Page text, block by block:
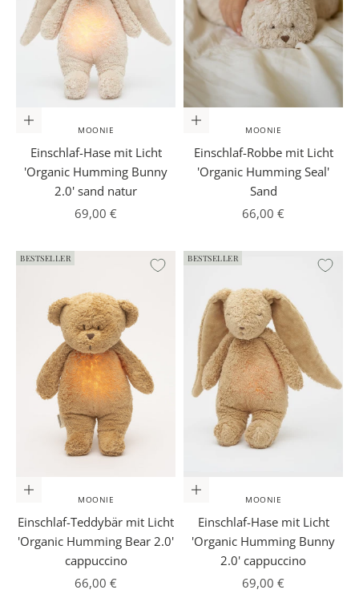
In den Warenkorb
MOONIE
Einschlaf-Hase mit Licht
'Organic Humming Bunny
2.0' sand natur
Angebot
69,00 €
In den Warenkorb
MOONIE
Einschlaf-Robbe mit Licht
'Organic Humming Seal'
Sand
Angebot
66,00 €
BESTSELLER
In den Warenkorb
MOONIE
Einschlaf-Teddybär mit Licht
'Organic Humming Bear 2.0'
cappuccino
Angebot
66,00 €
BESTSELLER
In den Warenkorb
MOONIE
Einschlaf-Hase mit Licht
'Organic Humming Bunny
2.0' cappuccino
Angebot
69,00 €